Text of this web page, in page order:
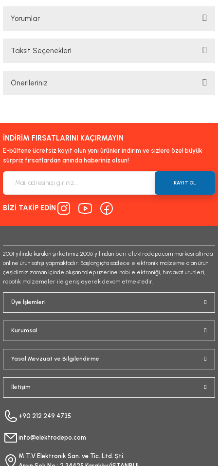
Yorumlar
Taksit Seçenekleri
Önerileriniz
yetersiz gördüğünüz noktaları öneri formunu kullanarak tarafımıza
iletebilirsiniz.
Görüş ve önerileriniz için teşekkür ederiz.
Ürün açıklamasında eksik bilgiler bulunuyor.
Ürün bilgilerinde hatalar bulunuyor.
Ürün fiyatı diğer sitelerden daha pahalı.
Gönder
İNDİRİM FIRSATLARINI KAÇIRMAYIN
E-bültene ücretsiz kayıt olun yeni ürünler indirim ve sizlere özel büyük
sürpriz fırsatlardan anında haberiniz olsun!
KAYIT OL
BİZİ TAKİP EDİN
2001 yılında kurulan şirketimiz 2006 yılından beri elektrodepo.com markası altında
online ürün satışı yapmaktadır. Başlangıçta sadece elektronik malzeme olan ürün
çeşidimiz zaman içinde oluşan talep üzerine hobi elektroniği, hırdavat ürünleri,
robotik malzemeler ile genişleyerek devam etmektedir.
Üye İşlemleri
Kurumsal
Yasal Mevzuat ve Bilgilendirme
İletişim
+90 212 249 4735
info@elektrodepo.com
M.T.V Elektronik San. ve Tic. Ltd. Şti.